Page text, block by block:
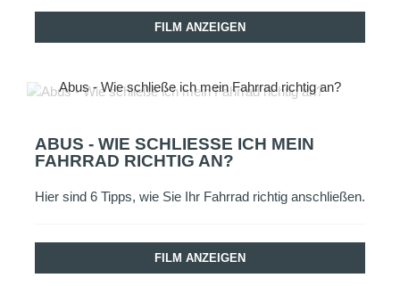
FILM ANZEIGEN
Abus - Wie schließe ich mein Fahrrad richtig an?
ABUS - WIE SCHLIESSE ICH MEIN F
AHRRAD RICHTIG AN?
Hier sind 6 Tipps, wie Sie Ihr Fahrrad richtig anschließen.
FILM ANZEIGEN